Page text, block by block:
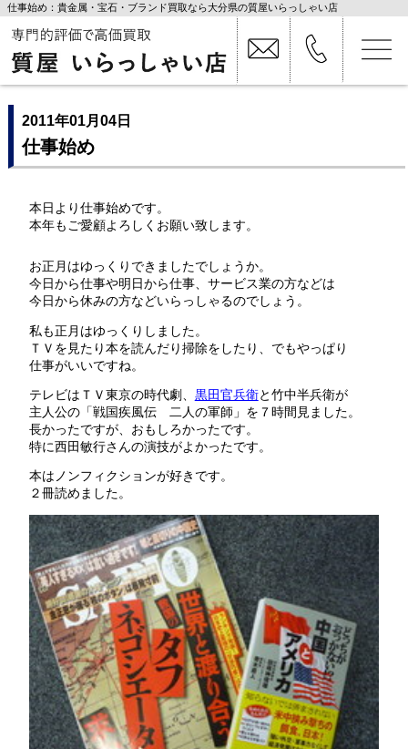
仕事始め：貴金属・宝石・ブランド買取なら大分県の質屋いらっしゃい店
2011年01月04日
仕事始め
本日より仕事始めです。
本年もご愛顧よろしくお願い致します。
お正月はゆっくりできましたでしょうか。
今日から仕事や明日から仕事、サービス業の方などは
今日から休みの方などいらっしゃるのでしょう。
私も正月はゆっくりしました。
ＴＶを見たり本を読んだり掃除をしたり、でもやっぱり
仕事がいいですね。
テレビはＴＶ東京の時代劇、 黒田官兵衛と竹中半兵衛が
主人公の「戦国疾風伝 二人の軍師」を７時間見ました。
長かったですが、おもしろかったです。
特に西田敏行さんの演技がよかったです。
本はノンフィクションが好きです。
２冊読めました。